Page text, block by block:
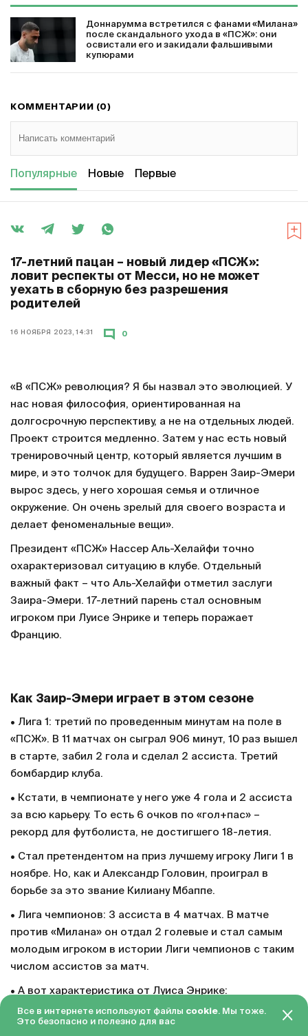
Доннарумма встретился с фанами «Милана»
после скандального ухода в «ПСЖ»: они
освистали его и закидали фальшивыми
купюрами
КОММЕНТАРИИ (0)
Популярные Новые Первые
17-летний пацан – новый лидер «ПСЖ»:
ловит респекты от Месси, но не может
уехать в сборную без разрешения
родителей
16 НОЯБРЯ 2023, 14:31 0
«В «ПСЖ» революция? Я бы назвал это эволюцией. У
нас новая философия, ориентированная на
долгосрочную перспективу, а не на отдельных людей.
Проект строится медленно. Затем у нас есть новый
тренировочный центр, который является лучшим в
мире, и это толчок для будущего. Варрен Заир-Эмери
вырос здесь, у него хорошая семья и отличное
окружение. Он очень зрелый для своего возраста и
делает феноменальные вещи».
Президент «ПСЖ» Нассер Аль-Хелайфи точно
охарактеризовал ситуацию в клубе. Отдельный
важный факт – что Аль-Хелайфи отметил заслуги
Заира-Эмери. 17-летний парень стал основным
игроком при Луисе Энрике и теперь поражает
Францию.
Как Заир-Эмери играет в этом сезоне
• Лига 1: третий по проведенным минутам на поле в
«ПСЖ». В 11 матчах он сыграл 906 минут, 10 раз вышел
в старте, забил 2 гола и сделал 2 ассиста. Третий
бомбардир клуба.
• Кстати, в чемпионате у него уже 4 гола и 2 ассиста
за всю карьеру. То есть 6 очков по «гол+пас» –
рекорд для футболиста, не достигшего 18-летия.
• Стал претендентом на приз лучшему игроку Лиги 1 в
ноябре. Но, как и Александр Головин, проиграл в
борьбе за это звание Килиану Мбаппе.
• Лига чемпионов: 3 ассиста в 4 матчах. В матче
против «Милана» он отдал 2 голевые и стал самым
молодым игроком в истории Лиги чемпионов с таким
числом ассистов за матч.
• А вот характеристика от Луиса Энрике:
«Журналисты критиковали меня, когда Варрен стал
чаще появляться в основе. Тогда я объяснял свое
Все в интернете используют файлы cookie. Мы тоже.
Это безопасно и полезно для вас